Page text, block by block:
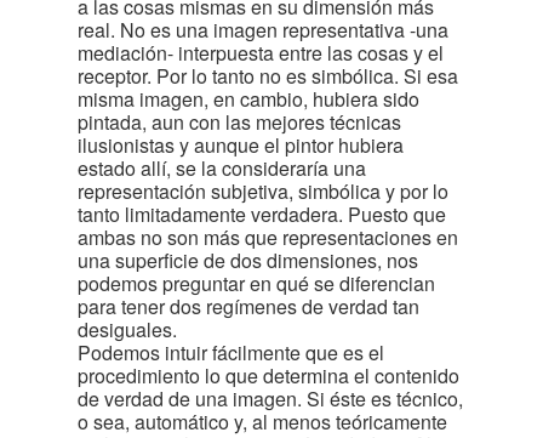
a las cosas mismas en su dimensión más
real. No es una imagen representativa -una
mediación- interpuesta entre las cosas y el
receptor. Por lo tanto no es simbólica. Si esa
misma imagen, en cambio, hubiera sido
pintada, aun con las mejores técnicas
ilusionistas y aunque el pintor hubiera
estado allí, se la consideraría una
representación subjetiva, simbólica y por lo
tanto limitadamente verdadera. Puesto que
ambas no son más que representaciones en
una superficie de dos dimensiones, nos
podemos preguntar en qué se diferencian
para tener dos regímenes de verdad tan
desiguales.
Podemos intuir fácilmente que es el
procedimiento lo que determina el contenido
de verdad de una imagen. Si éste es técnico,
o sea, automático y, al menos teóricamente